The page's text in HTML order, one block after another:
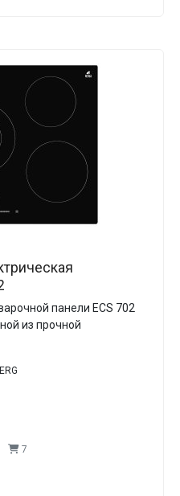
панели ECS 702
из прочной
7